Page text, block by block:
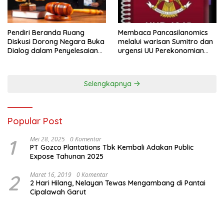
Pendiri Beranda Ruang
Diskusi Dorong Negara Buka
Dialog dalam Penyelesaian
Membaca Pancasilanomics
melalui warisan Sumitro dan
urgensi UU Perekonomian
Selengkapnya
Popular Post
1 Mei 28, 2025 0 Komentar
PT Gozco Plantations Tbk Kembali Adakan Public
Expose Tahunan 2025
2 Maret 16, 2019 0 Komentar
2 Hari Hilang, Nelayan Tewas Mengambang di Pantai
Cipalawah Garut